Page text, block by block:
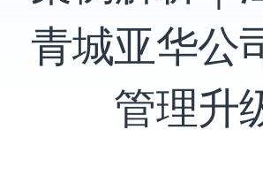
青城亚华公
管理升